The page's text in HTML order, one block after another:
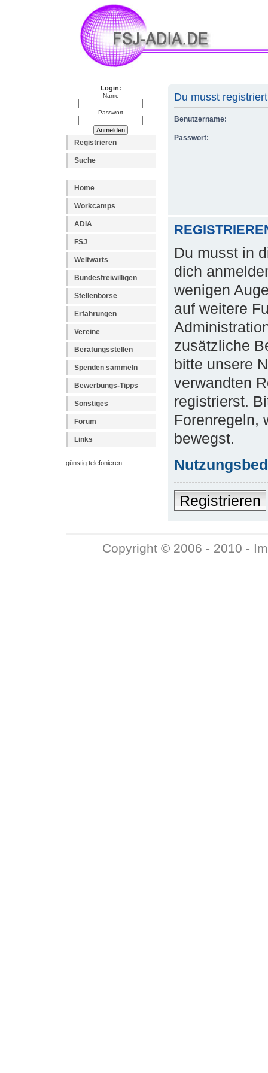
Login:
Name
Passwort
Registrieren
Suche
Home
Workcamps
ADiA
FSJ
Weltwärts
Bundesfreiwilligen
Stellenbörse
Erfahrungen
Vereine
Beratungsstellen
Spenden sammeln
Bewerbungs-Tipps
Sonstiges
Forum
Links
günstig telefonieren
Du musst
Benutzername:
Passwort:
Du musst in
dich
wenigen
auf weitere
zusätzliche
bitte unsere
verwandten
registrierst.
Forenregeln,
bewegst.
Registrieren
Copyright © 2006 - 2010 -